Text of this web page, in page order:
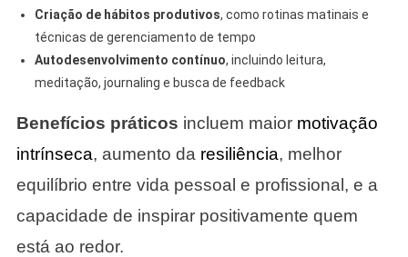
Criação de hábitos produtivos, como rotinas matinais e
técnicas de gerenciamento de tempo
Autodesenvolvimento contínuo, incluindo leitura,
meditação, journaling e busca de feedback
Benefícios práticos incluem maior motivação
intrínseca, aumento da resiliência, melhor
equilíbrio entre vida pessoal e profissional, e a
capacidade de inspirar positivamente quem
está ao redor.